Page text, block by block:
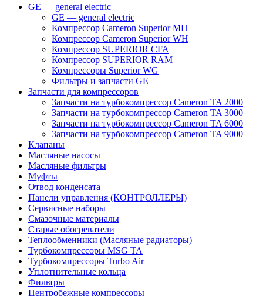
GE — general electric
GE — general electric
Компрессор Cameron Superior MH
Компрессор Cameron Superior WH
Компрессор SUPERIOR CFA
Компрессор SUPERIOR RAM
Компрессоры Superior WG
Фильтры и запчасти GE
Запчасти для компрессоров
Запчасти на турбокомпрессор Cameron TA 2000
Запчасти на турбокомпрессор Cameron TA 3000
Запчасти на турбокомпрессор Cameron TA 6000
Запчасти на турбокомпрессор Cameron TA 9000
Клапаны
Масляные насосы
Масляные фильтры
Муфты
Отвод конденсата
Панели управления (КОНТРОЛЛЕРЫ)
Сервисные наборы
Смазочные материалы
Старые обогреватели
Теплообменники (Масляные радиаторы)
Турбокомпрессоры MSG TA
Турбокомпрессоры Turbo Air
Уплотнительные кольца
Фильтры
Центробежные компрессоры